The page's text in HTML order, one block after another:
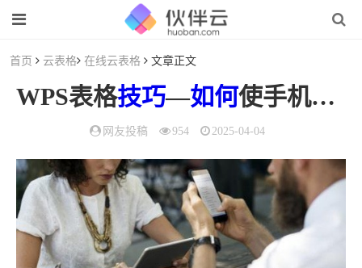
首页 云表格 在线云表格 文章正文
WPS表格技巧—如何使手机号分段显示（手机wps表格怎么分页显示）
网友投稿 954 2025-04-04